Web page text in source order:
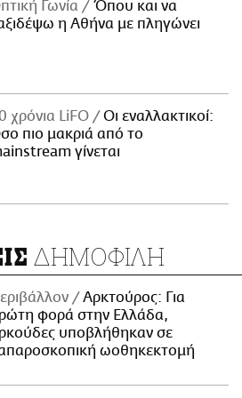
Γωνία
Όπου και να
η Αθήνα με πληγώνει
χρόνια LiFO
Οι εναλλακτικοί:
πιο μακριά από το
γίνεται
ΔΗΜΟΦΙΛΗ
Αρκτούρος: Για
φορά στην Ελλάδα,
υποβλήθηκαν σε
ωοθηκεκτομή